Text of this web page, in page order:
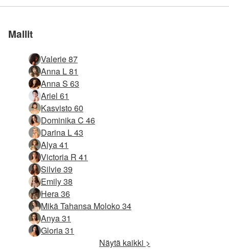
sivusto maailmassa
sivusto maailmassa
sivusto maailmassa
sivusto maailmassa
sivusto maailmassa
sivusto maailmassa
Mallit
Valerie 87
Anna L 81
Anna S 63
Ariel 61
Kasvisto 60
Dominika C 46
Darina L 43
Alya 41
Victoria R 41
Silvie 39
Emily 38
Hera 36
Mikä Tahansa Moloko 34
Anya 31
Gloria 31
Näytä kaikki >